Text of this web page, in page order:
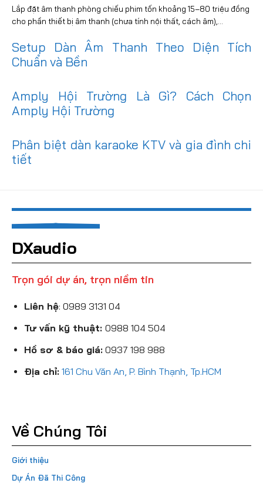
Lắp đặt âm thanh phòng chiếu phim tốn khoảng 15–80 triệu đồng
cho phần thiết bị âm thanh (chưa tính nội thất, cách âm),...
Setup Dàn Âm Thanh Theo Diện Tích
Chuẩn và Bền
Amply Hội Trường Là Gì? Cách Chọn
Amply Hội Trường
Phân biệt dàn karaoke KTV và gia đình chi
tiết
DXaudio
Trọn gói dự án, trọn niềm tin
Liên hệ: 0989 3131 04
Tư vấn kỹ thuật: 0988 104 504
Hồ sơ & báo giá: 0937 198 988
Địa chỉ: 161 Chu Văn An, P. Bình Thạnh, Tp.HCM
Về Chúng Tôi
Giới thiệu
Dự Án Đã Thi Công